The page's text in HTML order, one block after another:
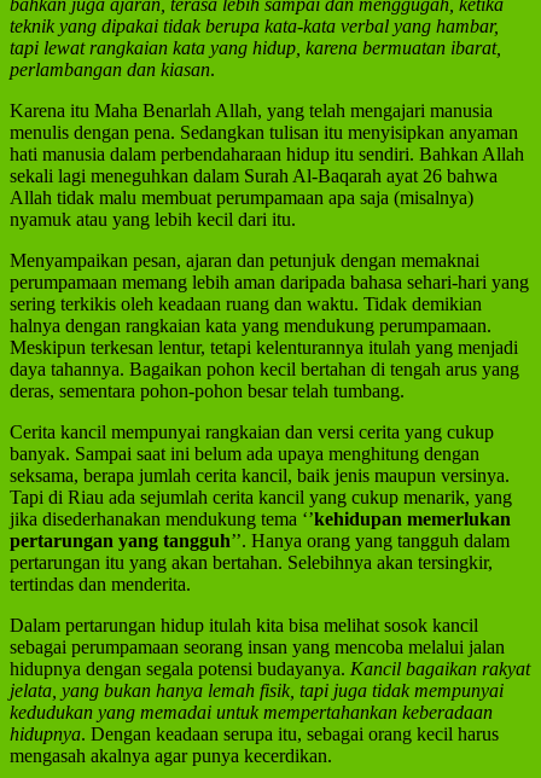
bahkan juga ajaran, terasa lebih sampai dan menggugah, ketika
teknik yang dipakai tidak berupa kata-kata verbal yang hambar,
tapi lewat rangkaian kata yang hidup, karena bermuatan ibarat,
perlambangan dan kiasan.
Karena itu Maha Benarlah Allah, yang telah mengajari manusia
menulis dengan pena. Sedangkan tulisan itu menyisipkan anyaman
hati manusia dalam perbendaharaan hidup itu sendiri. Bahkan Allah
sekali lagi meneguhkan dalam Surah Al-Baqarah ayat 26 bahwa
Allah tidak malu membuat perumpamaan apa saja (misalnya)
nyamuk atau yang lebih kecil dari itu.
Menyampaikan pesan, ajaran dan petunjuk dengan memaknai
perumpamaan memang lebih aman daripada bahasa sehari-hari yang
sering terkikis oleh keadaan ruang dan waktu. Tidak demikian
halnya dengan rangkaian kata yang mendukung perumpamaan.
Meskipun terkesan lentur, tetapi kelenturannya itulah yang menjadi
daya tahannya. Bagaikan pohon kecil bertahan di tengah arus yang
deras, sementara pohon-pohon besar telah tumbang.
Cerita kancil mempunyai rangkaian dan versi cerita yang cukup
banyak. Sampai saat ini belum ada upaya menghitung dengan
seksama, berapa jumlah cerita kancil, baik jenis maupun versinya.
Tapi di Riau ada sejumlah cerita kancil yang cukup menarik, yang
jika disederhanakan mendukung tema ‘’kehidupan memerlukan
pertarungan yang tangguh’’. Hanya orang yang tangguh dalam
pertarungan itu yang akan bertahan. Selebihnya akan tersingkir,
tertindas dan menderita.
Dalam pertarungan hidup itulah kita bisa melihat sosok kancil
sebagai perumpamaan seorang insan yang mencoba melalui jalan
hidupnya dengan segala potensi budayanya. Kancil bagaikan rakyat
jelata, yang bukan hanya lemah fisik, tapi juga tidak mempunyai
kedudukan yang memadai untuk mempertahankan keberadaan
hidupnya. Dengan keadaan serupa itu, sebagai orang kecil harus
mengasah akalnya agar punya kecerdikan.